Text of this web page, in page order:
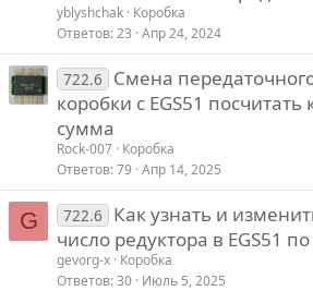
yblyshchak Коробка
Ответов 23 Апр 24, 2024
722.6
Смена
коробки с EGS51 посчитать
сумма
Rock-007 Коробка
Ответов 79 Апр 14, 2025
G 722.6
Как узнать и
число редуктора в EGS51 по
gevorg-x Коробка
Ответов 30 Июль 5, 2025